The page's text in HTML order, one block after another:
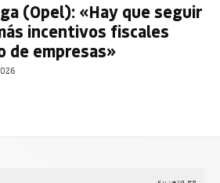
(Opel): «Hay que seguir
incentivos fiscales
de empresas»